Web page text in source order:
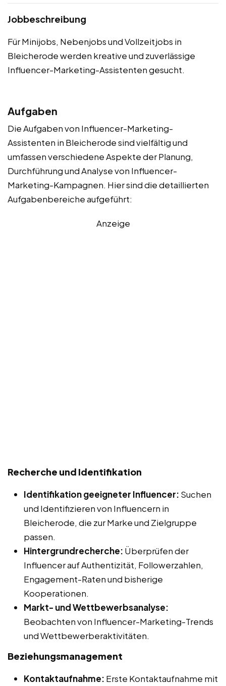
Jobbeschreibung
Für Minijobs, Nebenjobs und Vollzeitjobs in
Bleicherode werden kreative und zuverlässige
Influencer-Marketing-Assistenten gesucht.
Aufgaben
Die Aufgaben von Influencer-Marketing-
Assistenten in Bleicherode sind vielfältig und
umfassen verschiedene Aspekte der Planung,
Durchführung und Analyse von Influencer-
Marketing-Kampagnen. Hier sind die detaillierten
Aufgabenbereiche aufgeführt:
Anzeige
Recherche und Identifikation
Identifikation geeigneter Influencer: Suchen
und Identifizieren von Influencern in
Bleicherode, die zur Marke und Zielgruppe
passen.
Hintergrundrecherche: Überprüfen der
Influencer auf Authentizität, Followerzahlen,
Engagement-Raten und bisherige
Kooperationen.
Markt- und Wettbewerbsanalyse:
Beobachten von Influencer-Marketing-Trends
und Wettbewerberaktivitäten.
Beziehungsmanagement
Kontaktaufnahme: Erste Kontaktaufnahme mit